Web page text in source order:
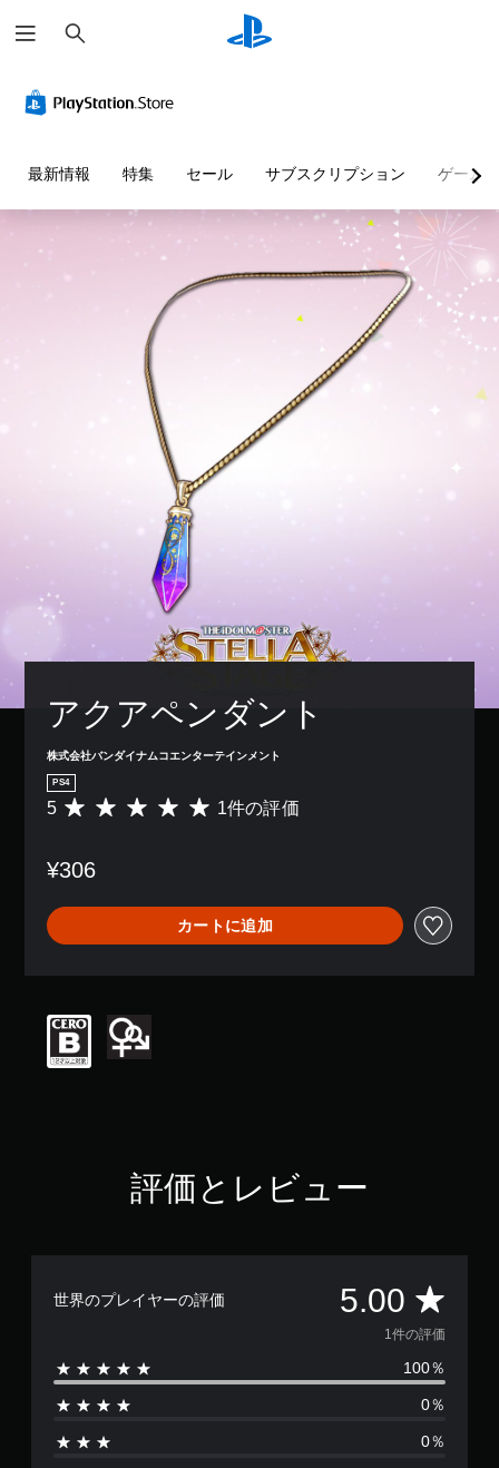
索
最新情報 特集 セール サブスクリプション ゲーム
アクアペンダント
株式会社バンダイナムコエンターテインメント
PS4
評
は
、
平
均
5
段
階
5 1件の評価
¥306
カートに追加
評価とレビュー
世界のプレイヤーの評価 5.00 評
価
数
は
1件の評価
100％
0％
0％